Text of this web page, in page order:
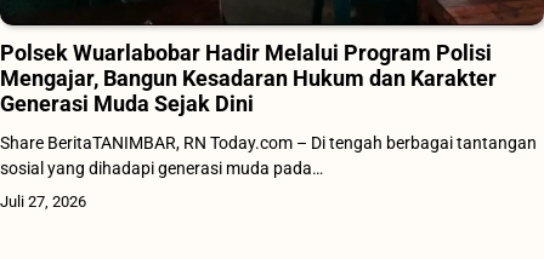
Polsek Wuarlabobar Hadir Melalui Program Polisi
Mengajar, Bangun Kesadaran Hukum dan Karakter
Generasi Muda Sejak Dini
Share BeritaTANIMBAR, RN Today.com – Di tengah berbagai tantangan
sosial yang dihadapi generasi muda pada…
Juli 27, 2026